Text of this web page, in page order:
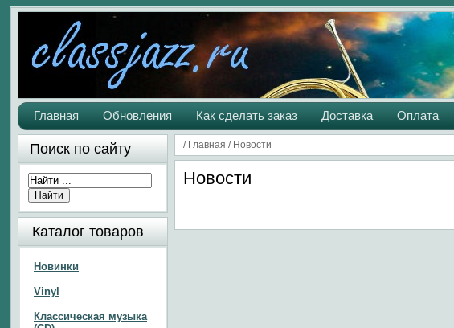
Главная Обновления Как сделать заказ Доставка Оплата
/ Главная / Новости
Новости
Поиск по сайту
Каталог товаров
Новинки
Vinyl
Классическая музыка